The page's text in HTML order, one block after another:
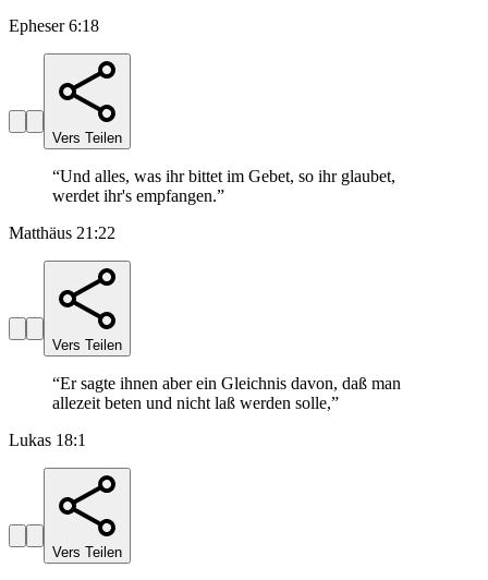
Epheser 6:18
Vers Teilen
“Und alles, was ihr bittet im Gebet, so ihr glaubet,
werdet ihr's empfangen.”
Matthäus 21:22
Vers Teilen
“Er sagte ihnen aber ein Gleichnis davon, daß man
allezeit beten und nicht laß werden solle,”
Lukas 18:1
Vers Teilen